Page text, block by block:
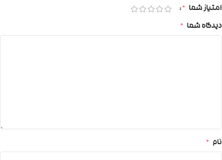
امتیاز شما *
دیدگاه شما *
نام *